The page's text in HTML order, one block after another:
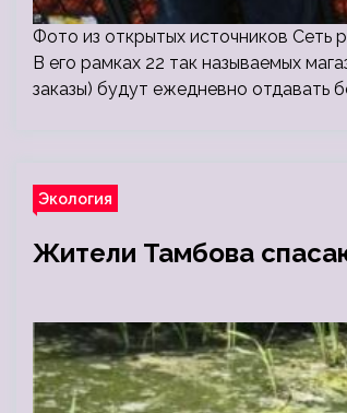
Фото из открытых источников Cеть
В его рамках 22 так называемых
заказы) будут ежедневно отдавать
Экология
Жители Тамбова